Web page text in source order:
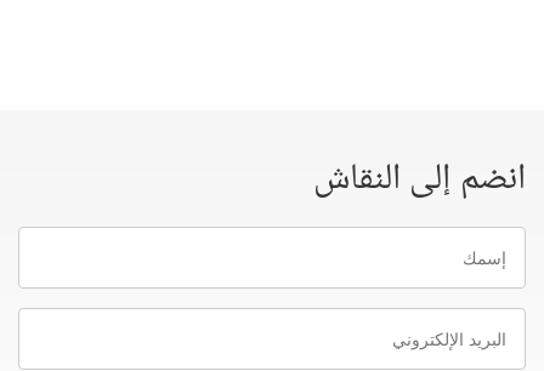
انضم إلى النقاش
إسمك
البريد
الإلكتروني